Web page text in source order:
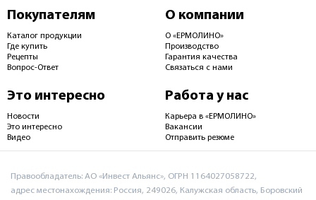
Покупателям
Каталог продукции
Где купить
Рецепты
Вопрос-Ответ
О компании
О «ЕРМОЛИНО»
Производство
Гарантия качества
Связаться с нами
Это интересно
Новости
Это интересно
Видео
Работа у нас
Карьера в «ЕРМОЛИНО»
Вакансии
Отправить резюме
Правообладатель: АО «Инвест Альянс», ОГРН 1164027058722,
адрес местонахождения: Россия, 249026, Калужская область, Боровский